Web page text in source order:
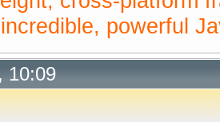
powerful
10:09